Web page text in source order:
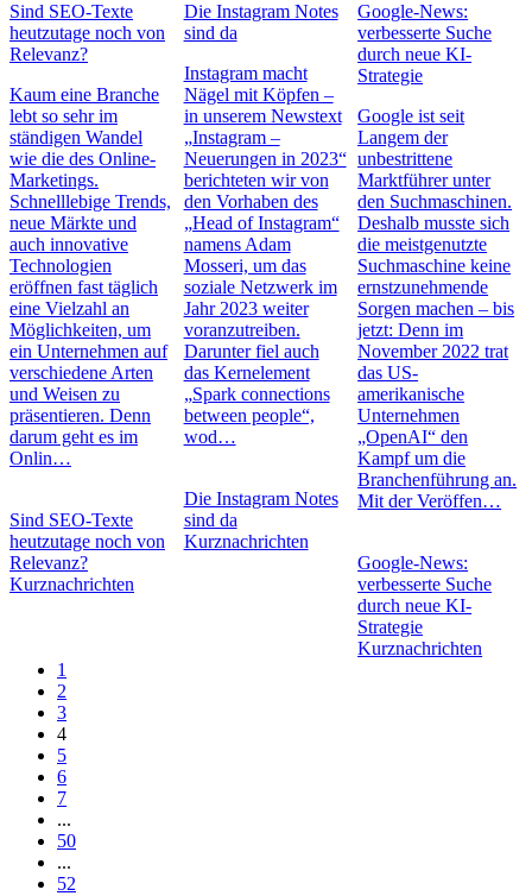
Sind SEO-Texte
heutzutage noch von
Relevanz?
Kaum eine Branche
lebt so sehr im
ständigen Wandel
wie die des Online-
Marketings.
Schnelllebige Trends,
neue Märkte und
auch innovative
Technologien
eröffnen fast täglich
eine Vielzahl an
Möglichkeiten, um
ein Unternehmen auf
verschiedene Arten
und Weisen zu
präsentieren. Denn
darum geht es im
Onlin…
Sind SEO-Texte
heutzutage noch von
Relevanz?
Kurznachrichten
Die Instagram Notes
sind da
Instagram macht
Nägel mit Köpfen –
in unserem Newstext
„Instagram –
Neuerungen in 2023“
berichteten wir von
den Vorhaben des
„Head of Instagram“
namens Adam
Mosseri, um das
soziale Netzwerk im
Jahr 2023 weiter
voranzutreiben.
Darunter fiel auch
das Kernelement
„Spark connections
between people“,
wod…
Die Instagram Notes
sind da
Kurznachrichten
Google-News:
verbesserte Suche
durch neue KI-
Strategie
Google ist seit
Langem der
unbestrittene
Marktführer unter
den Suchmaschinen.
Deshalb musste sich
die meistgenutzte
Suchmaschine keine
ernstzunehmende
Sorgen machen – bis
jetzt: Denn im
November 2022 trat
das US-
amerikanische
Unternehmen
„OpenAI“ den
Kampf um die
Branchenführung an.
Mit der Veröffen…
Google-News:
verbesserte Suche
durch neue KI-
Strategie
Kurznachrichten
1
2
3
4
5
6
7
...
50
...
52